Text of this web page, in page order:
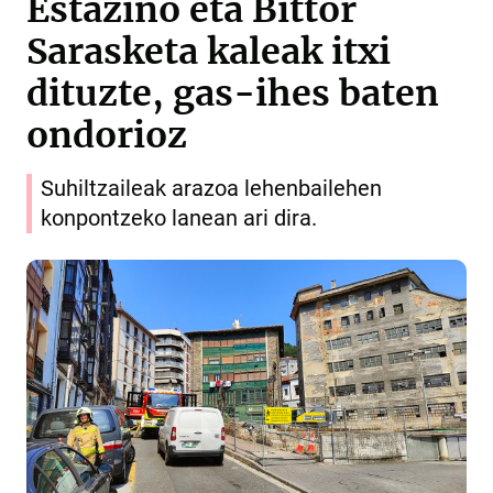
Estaziño eta Bittor
Sarasketa kaleak itxi
dituzte, gas-ihes baten
ondorioz
Suhiltzaileak arazoa lehenbailehen
konpontzeko lanean ari dira.